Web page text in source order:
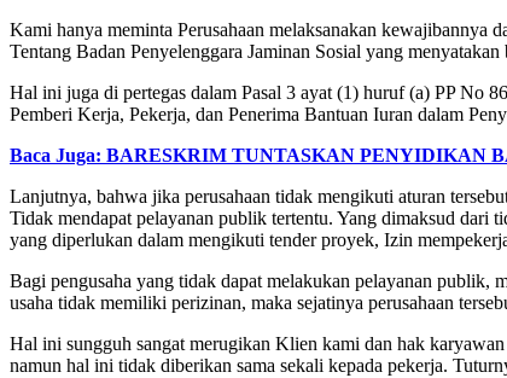
Kami hanya meminta Perusahaan melaksanakan kewajibannya
Tentang Badan Penyelenggara Jaminan Sosial yang
Hal ini juga di pertegas dalam Pasal 3 ayat (1) huruf (a) PP No
Pemberi Kerja, Pekerja, dan Penerima Bantuan Iuran dalam
Baca Juga: BARESKRIM TUNTASKAN PENYIDIKAN
Lanjutnya, bahwa jika perusahaan tidak mengikuti aturan
Tidak mendapat pelayanan publik tertentu. Yang dimaksud dari
yang diperlukan dalam mengikuti tender proyek, Izin
Bagi pengusaha yang tidak dapat melakukan pelayanan publik,
usaha tidak memiliki perizinan, maka sejatinya perusahaan
Hal ini sungguh sangat merugikan Klien kami dan hak
namun hal ini tidak diberikan sama sekali kepada pekerja.